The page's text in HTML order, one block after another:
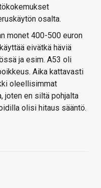
osalta.
monet 400-500 euron
eivätkä häviä
ja esim. A53 oli
Aika kattavasti
oleellisimmat
joten en siltä pohjalta
olisi hitaus sääntö.